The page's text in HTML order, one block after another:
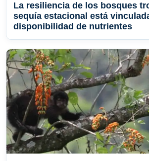
La resiliencia de los bosques
sequía estacional está
disponibilidad de nutrientes